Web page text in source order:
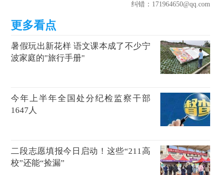
纠错：171964650@qq.com
暑假玩出新花样 语文课本成了不少宁
波家庭的"旅行手册"
今年上半年全国处分纪检监察干部
1647人
二段志愿填报今日启动！这些“211高
校”还能“捡漏”